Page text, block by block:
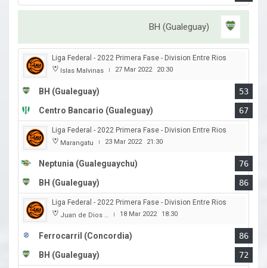
BH (Gualeguay)
Liga Federal - 2022 Primera Fase - Division Entre Rios
Islas Malvinas | 27 Mar 2022 20:30
BH (Gualeguay)
53
Centro Bancario (Gualeguay)
67
Liga Federal - 2022 Primera Fase - Division Entre Rios
Marangatu | 23 Mar 2022 21:30
Neptunia (Gualeguaychu)
76
BH (Gualeguay)
86
Liga Federal - 2022 Primera Fase - Division Entre Rios
Juan de Dios Obregon | 18 Mar 2022 18:30
Ferrocarril (Concordia)
86
BH (Gualeguay)
72